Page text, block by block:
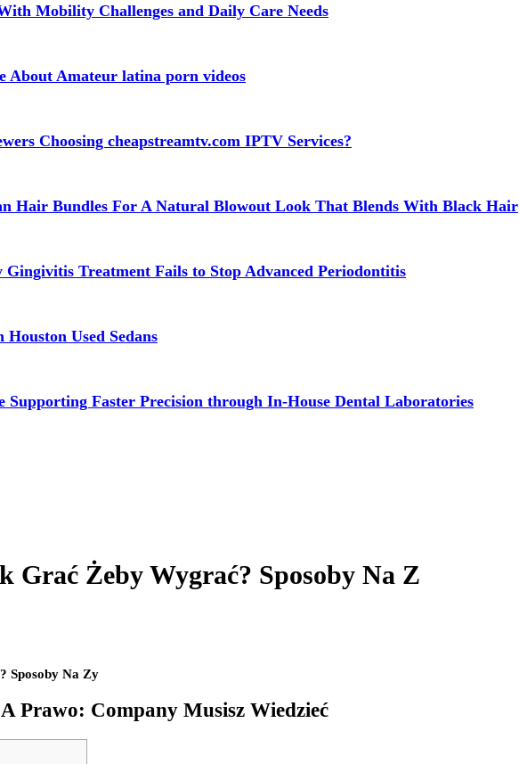
Mobility Challenges and Daily Care Needs
About Amateur latina porn videos
Choosing cheapstreamtv.com IPTV Services?
Hair Bundles For A Natural Blowout Look That Blends With Black Hair
Treatment Fails to Stop Advanced Periodontitis
Used Sedans
Supporting Faster Precision through In-House Dental Laboratories
Grać Żeby Wygrać? Sposoby Na Z
Sposoby Na Zy
Prawo: Company Musisz Wiedzieć